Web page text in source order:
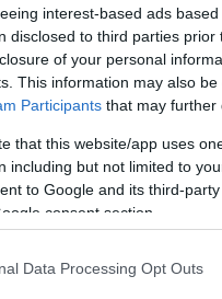
interest-based ads
disclosed to third parties
of your personal
This information may also
Participants that may further
that this website/app uses
including but not limited to
to Google and its third-
consent section.
Data Processing Opt Outs
Αποτελέσματα
Λογοτεχνικού
Επιστημών
Ο Όμιλος UNESCO
Επιστημών Ελλάδος
Διεθνούς